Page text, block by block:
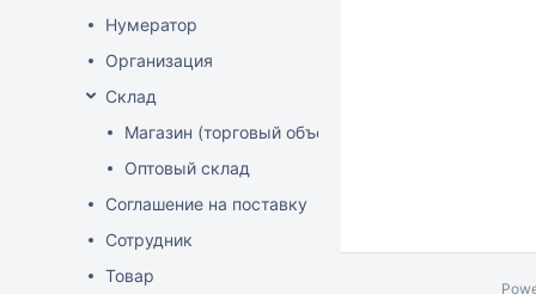
Нумератор
Организация
Склад
Магазин (торговый объект)
Оптовый склад
Соглашение на поставку
Сотрудник
Товар